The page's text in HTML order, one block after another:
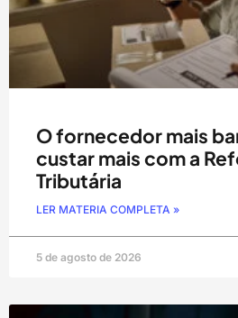
O fornecedor mais
custar mais com a
Tributária
LER MATERIA COMPLETA »
5 de agosto de 2026